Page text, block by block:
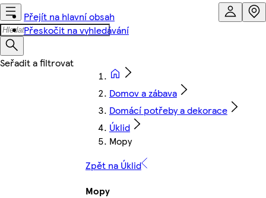
Přejít na hlavní obsah
Přeskočit na vyhledávání
Domov a zábava
Domácí potřeby a dekorace
Úklid
Mopy
Zpět na Úklid
Mopy